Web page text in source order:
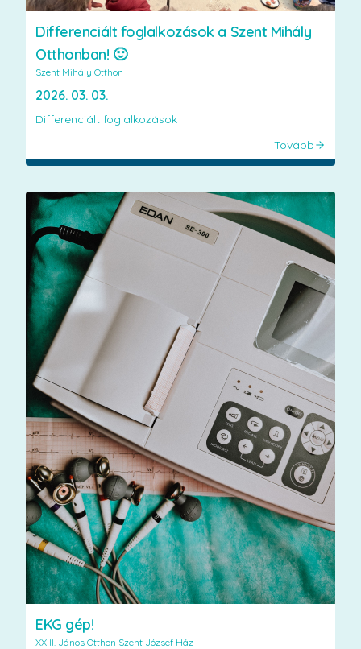
Differenciált foglalkozások a Szent Mihály
Otthonban! 🙂
Szent Mihály Otthon
2026. 03. 03.
Differenciált foglalkozások
Tovább
EKG gép!
XXIII. János Otthon Szent József Ház